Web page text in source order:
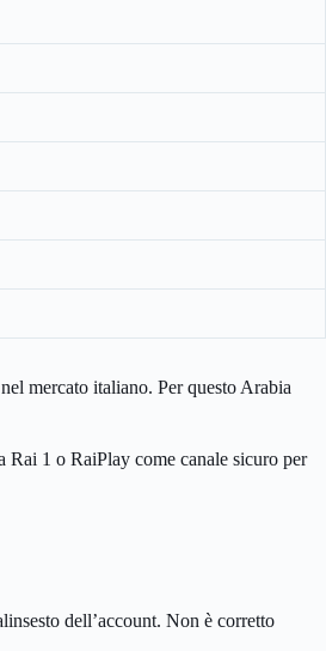
mercato italiano. Per questo Arabia
1 o RaiPlay come canale sicuro per
dell’account. Non è corretto